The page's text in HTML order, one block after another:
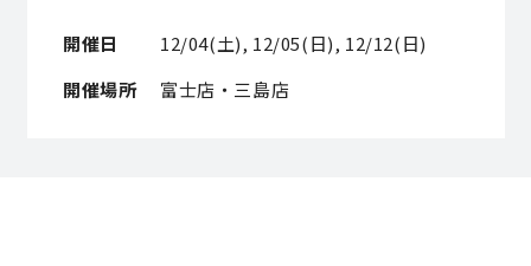
OWNER’S SITE オーナーズサイト
開催日
12/04(土), 12/05(日), 12/12(日)
開催場所
富士店・三島店